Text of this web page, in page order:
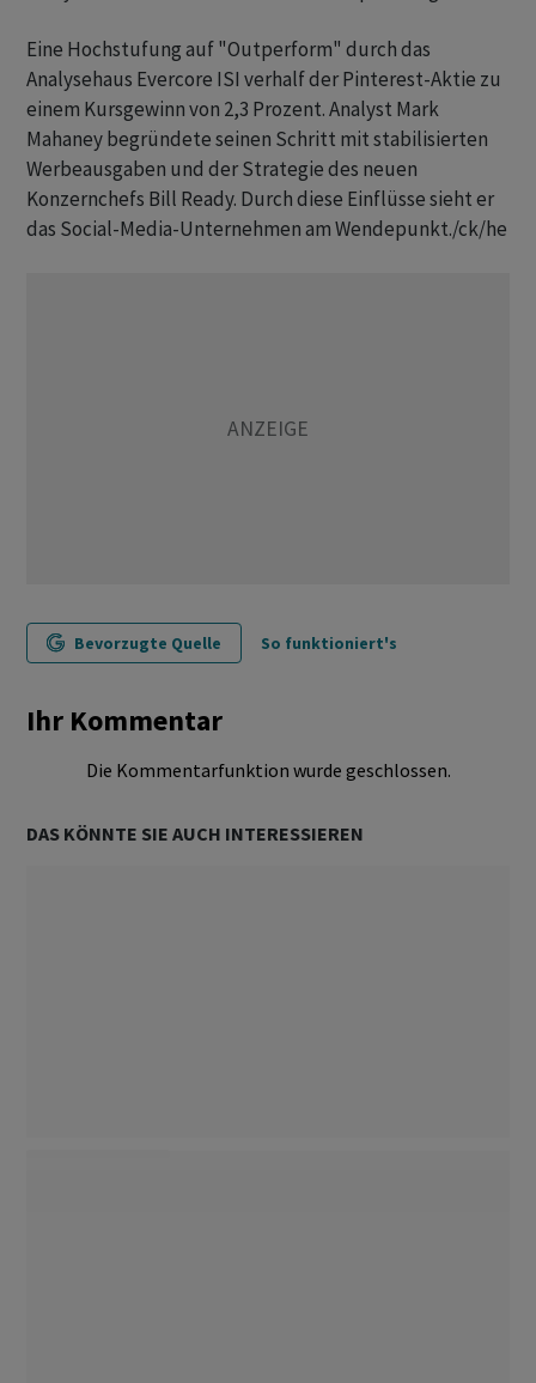
Eine Hochstufung auf "Outperform" durch das
Analysehaus Evercore ISI verhalf der Pinterest-Aktie zu
einem Kursgewinn von 2,3 Prozent. Analyst Mark
Mahaney begründete seinen Schritt mit stabilisierten
Werbeausgaben und der Strategie des neuen
Konzernchefs Bill Ready. Durch diese Einflüsse sieht er
das Social-Media-Unternehmen am Wendepunkt./ck/he
Bevorzugte Quelle So funktioniert's
Ihr Kommentar
Die Kommentarfunktion wurde geschlossen.
DAS KÖNNTE SIE AUCH INTERESSIEREN